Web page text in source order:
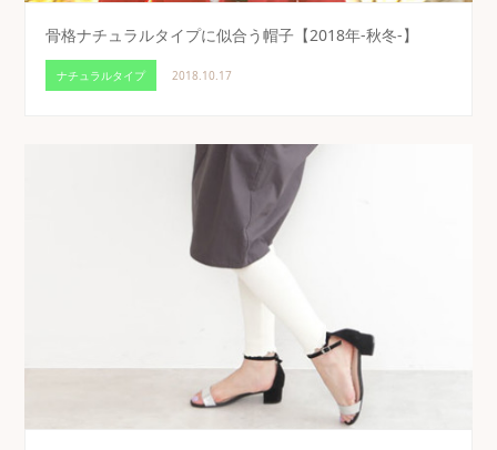
骨格ナチュラルタイプに似合う帽子【2018年-秋冬-】
ナチュラルタイプ 2018.10.17